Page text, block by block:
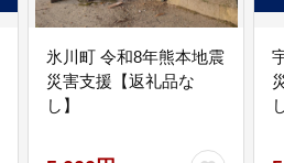
氷川町 令和8年熊本地震
災害支援【返礼品な
し】